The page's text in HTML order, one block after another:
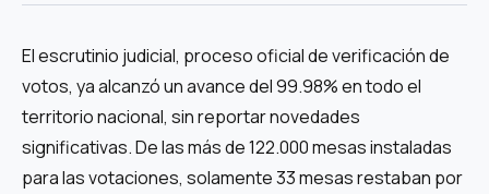
El escrutinio judicial, proceso oficial de verificación de
votos, ya alcanzó un avance del 99.98% en todo el
territorio nacional, sin reportar novedades
significativas. De las más de 122.000 mesas instaladas
para las votaciones, solamente 33 mesas restaban por